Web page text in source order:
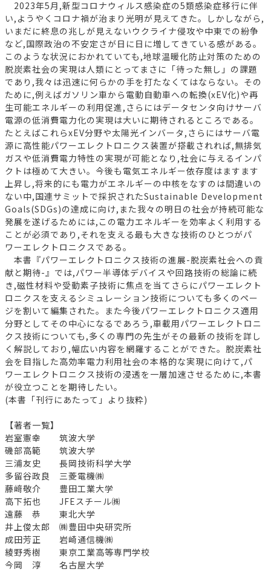
2023年5月,新型コロナウィルス感染症の5類感染症移行に伴
い,ようやくコロナ禍が治まり光明が見えてきた。しかしながら,
いまだに終息の兆しが見えないウクライナ侵攻や中東での紛争
など,国際政治の不安定さが日に日に増してきている感がある。
このような状況におかれていても,地球温暖化防止対策のための
脱炭素社会の実現は人類にとってまさに「待った無し」の課題
であり,我々は迅速に何らかの手を打たなくてはならない。その
ために,例えばガソリン車から電動自動車への転換(xEV化)や再
生可能エネルギーの利用促進,さらにはデータセンタ向けサーバ
電源の低消費電力化の実現は大いに期待されるところである。
たとえばこれらxEV分野や太陽光インバータ,さらにはサーバ電
源に高性能パワーエレクトロニクス装置が搭載されれば,無排気
ガスや低消費電力特性の実現が可能となり,社会に与えるインパ
クトは極めて大きい。今後も電気エネルギー依存度はますます
上昇し,将来的にも電力がエネルギーの中核をなすのは間違いの
ない中,国連サミットで採択されたSustainable Development
Goals(SDGs)の達成に向け,また我々の明日の社会が持続可能な
発展を遂げるためには,この電力エネルギーを効率よく利用する
ことが必須であり,それを支える最も大きな技術のひとつがパ
ワーエレクトロニクスである。
本書『パワーエレクトロニクス技術の進展-脱炭素社会への貢
献と期待-』では,パワー半導体デバイスや回路技術の総論に続
き,磁性材料や受動素子技術に焦点を当てさらにパワーエレクト
ロニクスを支えるシミュレーション技術についても多くのペー
ジを割いて編集された。また今後パワーエレクトロニクス適用
分野としてその中心になるであろう,車載用パワーエレクトロニ
クス技術についても,多くの専門の先生がその最新の技術を詳し
く解説しており,幅広い内容を網羅することができた。脱炭素社
会を目指した高効率電力利用社会の本格的な実現に向けて,パ
ワーエレクトロニクス技術の浸透を一層加速させるために,本書
が役立つことを期待したい。
(本書「刊行にあたって」より抜粋)
【著者一覧】
岩室憲幸 筑波大学
磯部高範 筑波大学
三浦友史 長岡技術科学大学
多留谷政良 三菱電機㈱
藤﨑敬介 豊田工業大学
高下拓也 JFEスチール㈱
遠藤 恭 東北大学
井上俊太郎 ㈱豊田中央研究所
成田芳正 岩崎通信機㈱
綾野秀樹 東京工業高等専門学校
今岡 淳 名古屋大学